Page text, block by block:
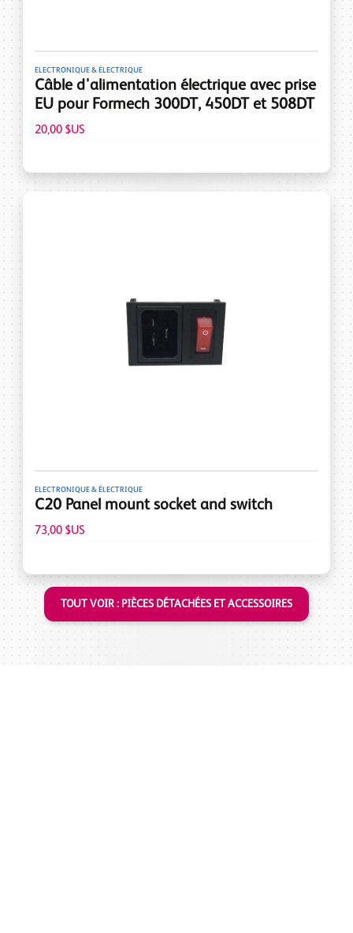
ELECTRONIQUE & ÉLECTRIQUE
Câble d'alimentation électrique avec prise
EU pour Formech 300DT, 450DT et 508DT
20,00 $US
ELECTRONIQUE & ÉLECTRIQUE
C20 Panel mount socket and switch
73,00 $US
TOUT VOIR : PIÈCES DÉTACHÉES ET ACCESSOIRES